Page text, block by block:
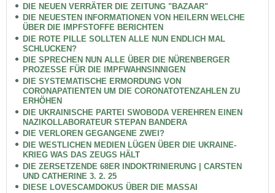
DIE NEUEN VERRÄTER DIE ZEITUNG "BAZAAR"
DIE NEUESTEN INFORMATIONEN VON HEILERN WELCHE
ÜBER DIE IMPFSTOFFE BERICHTEN
DIE ROTE PILLE SOLLTEN ALLE NUN ENDLICH MAL
SCHLUCKEN?
DIE SPRECHEN NUN ALLE ÜBER DIE NÜRENBERGER
PROZESSE FÜR DIE IMPFWAHNSINNIGEN
DIE SYSTEMATISCHE ERMORDUNG VON
CORONAPATIENTEN UM DIE CORONATOTENZAHLEN ZU
ERHÖHEN
DIE UKRAINISCHE PARTEI SWOBODA VEREHREN EINEN
NAZIKOLLABORATEUR STEPAN BANDERA
DIE VERLOREN GEGANGENE ZWEI?
DIE WESTLICHEN MEDIEN LÜGEN ÜBER DIE UKRAINE-
KRIEG WAS DAS ZEUGS HÄLT
DIE ZERSETZENDE 68ER INDOKTRINIERUNG | CARSTEN
UND CATHERINE 3. 2. 25
DIESE LOVESCAMDOKUS ÜBER DIE MASSAI